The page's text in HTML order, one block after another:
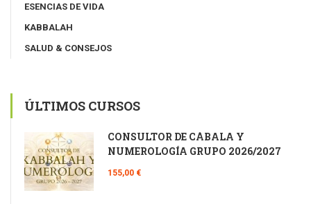
ESENCIAS DE VIDA
KABBALAH
SALUD & CONSEJOS
ÚLTIMOS CURSOS
CONSULTOR DE CÁBALA Y
NUMEROLOGÍA GRUPO 2026/2027
155,00 €